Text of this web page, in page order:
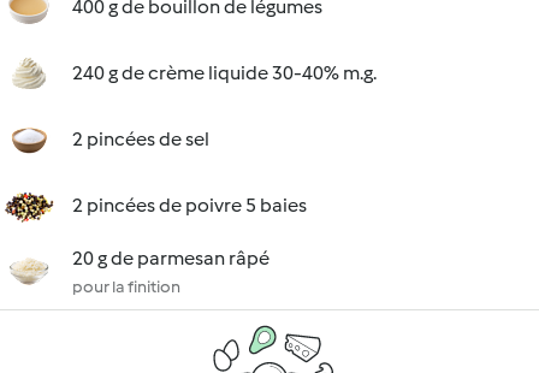
400 g de bouillon de légumes
240 g de crème liquide 30-40% m.g.
2 pincées de sel
2 pincées de poivre 5 baies
20 g de parmesan râpé
pour la finition